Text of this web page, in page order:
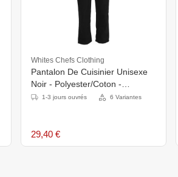
Whites Chefs Clothing
Pantalon De Cuisinier Unisexe
Noir - Polyester/Coton -
Disponibles En 6 Tailles
1-3 jours ouvrés 6 Variantes
29,40 €